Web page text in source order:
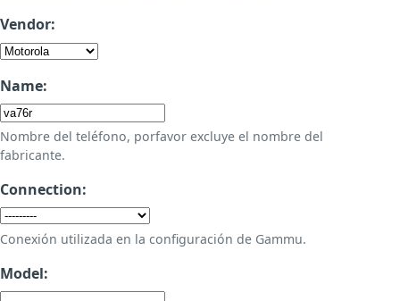
Vendor:
Name:
Nombre del teléfono, porfavor excluye el nombre del
fabricante.
Connection:
Conexión utilizada en la configuración de Gammu.
Model: